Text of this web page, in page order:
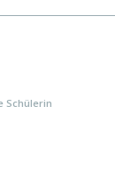
Schülerin